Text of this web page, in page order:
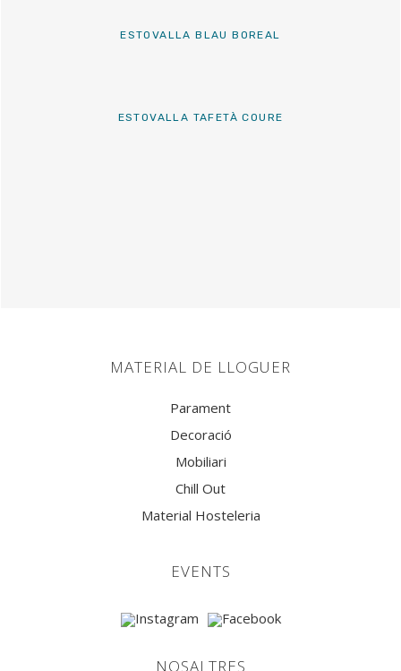
ESTOVALLA BLAU BOREAL
ESTOVALLA TAFETÀ COURE
MATERIAL DE LLOGUER
Parament
Decoració
Mobiliari
Chill Out
Material Hosteleria
EVENTS
NOSALTRES